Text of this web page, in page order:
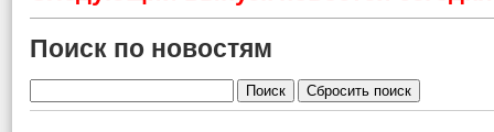
Поиск по новостям